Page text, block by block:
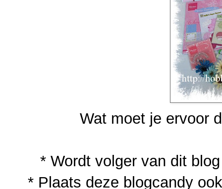
Wat moet je ervoor
* Wordt volger van dit
* Plaats deze blogcandy